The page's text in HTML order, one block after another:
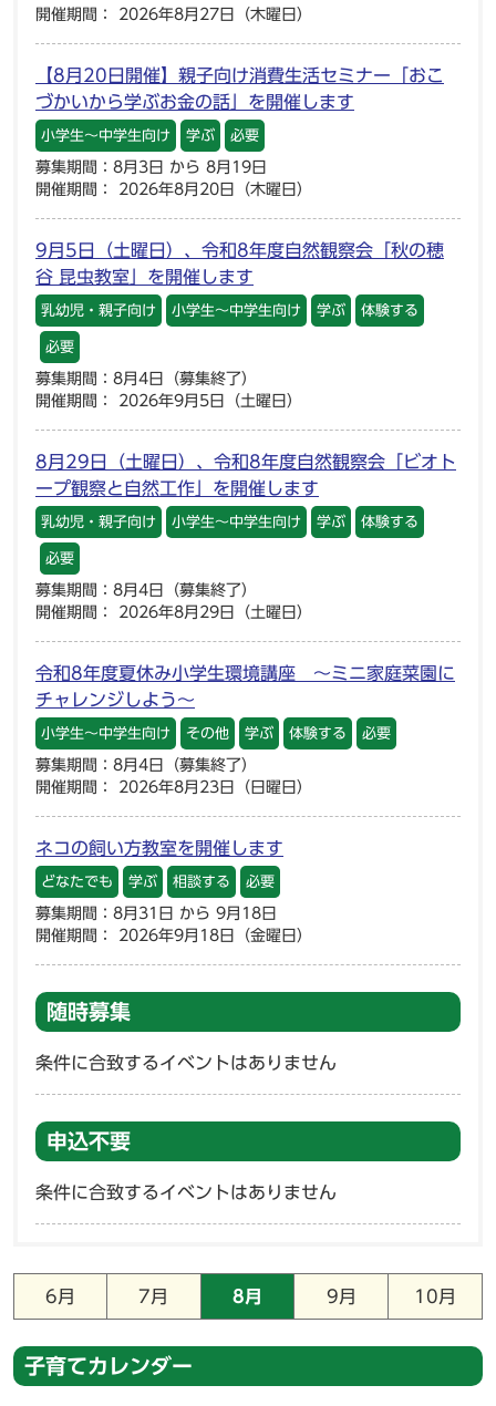
開催期間： 2026年8月27日（木曜日）
【8月20日開催】親子向け消費生活セミナー「おこ
づかいから学ぶお金の話」を開催します
小学生～中学生向け 学ぶ 必要
募集期間：8月3日 から 8月19日
開催期間： 2026年8月20日（木曜日）
9月5日（土曜日）、令和8年度自然観察会「秋の穂
谷 昆虫教室」を開催します
乳幼児・親子向け 小学生～中学生向け 学ぶ 体験する
必要
募集期間：8月4日（募集終了）
開催期間： 2026年9月5日（土曜日）
8月29日（土曜日）、令和8年度自然観察会「ビオト
ープ観察と自然工作」を開催します
乳幼児・親子向け 小学生～中学生向け 学ぶ 体験する
必要
募集期間：8月4日（募集終了）
開催期間： 2026年8月29日（土曜日）
令和8年度夏休み小学生環境講座 ～ミニ家庭菜園に
チャレンジしよう～
小学生～中学生向け その他 学ぶ 体験する 必要
募集期間：8月4日（募集終了）
開催期間： 2026年8月23日（日曜日）
ネコの飼い方教室を開催します
どなたでも 学ぶ 相談する 必要
募集期間：8月31日 から 9月18日
開催期間： 2026年9月18日（金曜日）
随時募集
条件に合致するイベントはありません
申込不要
条件に合致するイベントはありません
6月 7月 8月 9月 10月
子育てカレンダー